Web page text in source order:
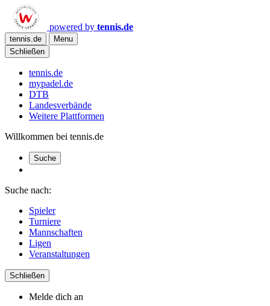
powered by tennis.de
tennis.de
Menu
Schließen
tennis.de
mypadel.de
DTB
Landesverbände
Weitere Plattformen
Willkommen bei tennis.de
Suche
Suche nach:
Spieler
Turniere
Mannschaften
Ligen
Veranstaltungen
Schließen
Melde dich an